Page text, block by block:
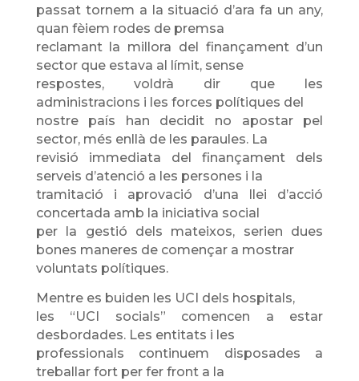
passat tornem a la situació d’ara fa un any,
quan fèiem rodes de premsa
reclamant la millora del finançament d’un
sector que estava al límit, sense
respostes, voldrà dir que les
administracions i les forces polítiques del
nostre país han decidit no apostar pel
sector, més enllà de les paraules. La
revisió immediata del finançament dels
serveis d’atenció a les persones i la
tramitació i aprovació d’una llei d’acció
concertada amb la iniciativa social
per la gestió dels mateixos, serien dues
bones maneres de començar a mostrar
voluntats polítiques.
Mentre es buiden les UCI dels hospitals,
les “UCI socials” comencen a estar
desbordades. Les entitats i les
professionals continuem disposades a
treballar fort per fer front a la